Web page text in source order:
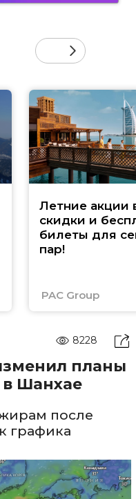
Летние акции
скидки и
билеты для
пар!
PAC Group
8228
планы
в Шанхае
после
графика